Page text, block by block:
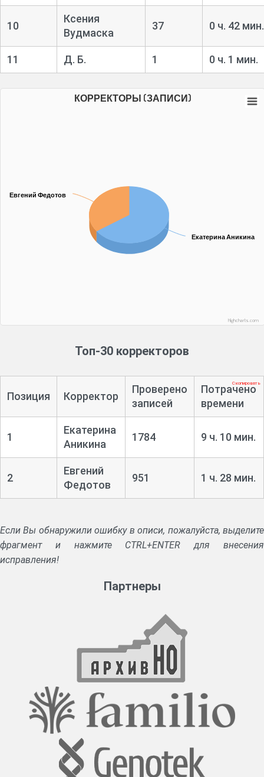
10
Ксения
Вудмаска
37 0 ч. 42 мин.
11 Д. Б. 1 0 ч. 1 мин.
КОРРЕКТОРЫ (ЗАПИСИ)
Екатерина Аникина
Екатерина Аникина
Евгений Федотов
Евгений Федотов
Highcharts.com
Топ-30 корректоров
Позиция Корректор
Проверено
записей
Потрачено
времени
Скопировать
1
Екатерина
Аникина
1784 9 ч. 10 мин.
2
Евгений
Федотов
951 1 ч. 28 мин.
Если Вы обнаружили ошибку в описи, пожалуйста, выделите
фрагмент и нажмите CTRL+ENTER для внесения
исправления!
Партнеры